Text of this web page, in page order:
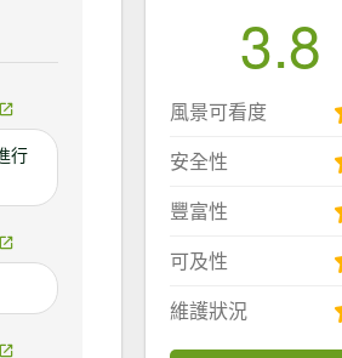
行
3.8
風景可看度
安全性
豐富性
可及性
維護狀況